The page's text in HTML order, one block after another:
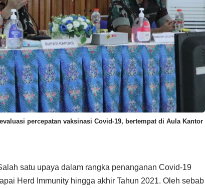
percepatan vaksinasi Covid-19, bertempat di Aula Kantor
satu upaya dalam rangka penanganan Covid-19
Herd Immunity hingga akhir Tahun 2021. Oleh sebab